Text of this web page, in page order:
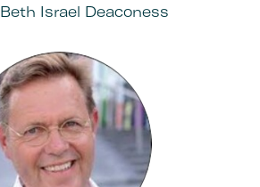
Beth Israel Deaconess الطبي.